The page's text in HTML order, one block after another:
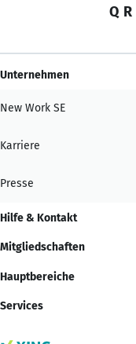
Q R
Unternehmen
New Work SE
Karriere
Presse
Hilfe & Kontakt
Mitgliedschaften
Hauptbereiche
Services